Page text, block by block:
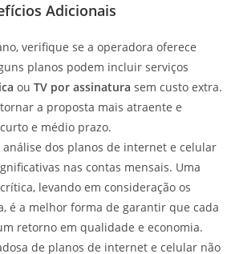
Adicionais
verifique se a operadora oferece
planos podem incluir serviços
ou TV por assinatura sem custo extra.
a proposta mais atraente e
e médio prazo.
dos planos de internet e celular
nas contas mensais. Uma
levando em consideração os
é a melhor forma de garantir que cada
retorno em qualidade e economia.
de planos de internet e celular não